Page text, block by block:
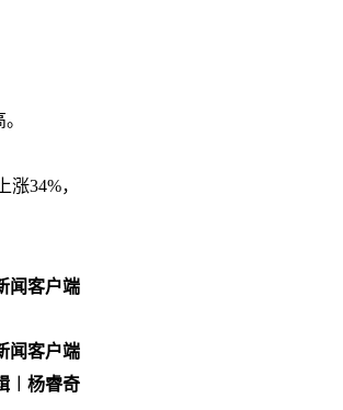
34%，
闻客户端
闻客户端
︱杨睿奇